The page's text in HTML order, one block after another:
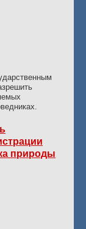
природы